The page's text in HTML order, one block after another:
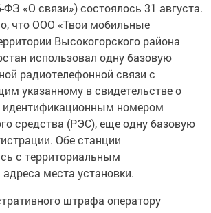
«О связи») состоялось 31 августа.
что ООО «Твои мобильные
Высокогорского района
использовал одну базовую
радиотелефонной связи с
указанному в свидетельстве о
идентификационным номером
средства (РЭС), еще одну базовую
Обе станции
с территориальным
места установки.
штрафа оператору